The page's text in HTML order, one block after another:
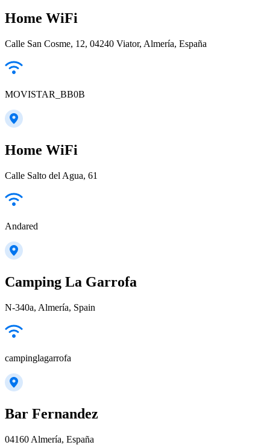
Home WiFi
Calle San Cosme, 12, 04240 Viator, Almería, España
MOVISTAR_BB0B
Home WiFi
Calle Salto del Agua, 61
Andared
Camping La Garrofa
N-340a, Almería, Spain
campinglagarrofa
Bar Fernandez
04160 Almería, España